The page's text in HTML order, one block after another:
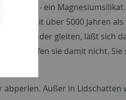
- ein
seit über 5000 Jahren als
gleiten, läßt sich
verstopfen sie damit nicht. Sie
Außer in Lidschatten